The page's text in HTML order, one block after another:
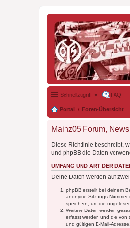
Schnellzugriff ▼ FAQ
Portal Foren-Übersicht
Mainz05 Forum,
Diese Richtlinie beschreibt,
und phpBB die Daten
UMFANG UND ART DER
Deine Daten werden auf
phpBB erstellt bei deinem
anonyme Sitzungs-
speichern, um die
Weitere Daten werden
erfasst werden und die von
und gültigen E-Mail-Adresse.